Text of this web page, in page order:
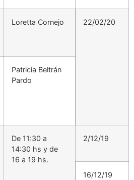
Loretta Cornejo 22/02/20
Patricia Beltrán
Pardo
De 11:30 a
14:30 hs y de
16 a 19 hs.
2/12/19
16/12/19